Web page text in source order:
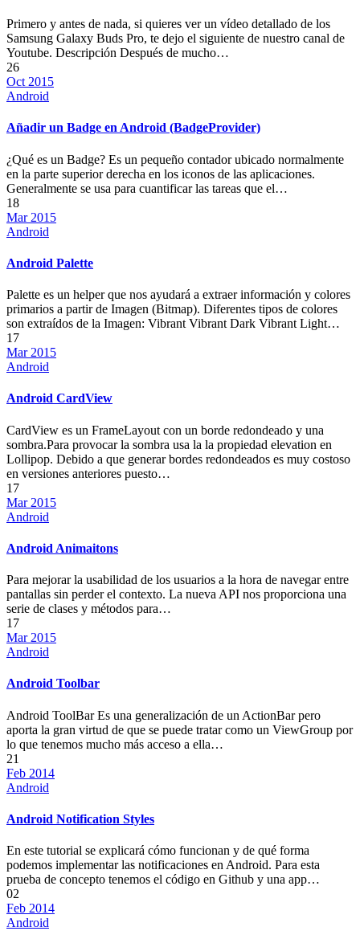
Primero y antes de nada, si quieres ver un vídeo detallado de los
Samsung Galaxy Buds Pro, te dejo el siguiente de nuestro canal de
Youtube. Descripción Después de mucho…
26
Oct 2015
Android
Añadir un Badge en Android (BadgeProvider)
¿Qué es un Badge? Es un pequeño contador ubicado normalmente
en la parte superior derecha en los iconos de las aplicaciones.
Generalmente se usa para cuantificar las tareas que el…
18
Mar 2015
Android
Android Palette
Palette es un helper que nos ayudará a extraer información y colores
primarios a partir de Imagen (Bitmap). Diferentes tipos de colores
son extraídos de la Imagen: Vibrant Vibrant Dark Vibrant Light…
17
Mar 2015
Android
Android CardView
CardView es un FrameLayout con un borde redondeado y una
sombra.Para provocar la sombra usa la la propiedad elevation en
Lollipop. Debido a que generar bordes redondeados es muy costoso
en versiones anteriores puesto…
17
Mar 2015
Android
Android Animaitons
Para mejorar la usabilidad de los usuarios a la hora de navegar entre
pantallas sin perder el contexto. La nueva API nos proporciona una
serie de clases y métodos para…
17
Mar 2015
Android
Android Toolbar
Android ToolBar Es una generalización de un ActionBar pero
aporta la gran virtud de que se puede tratar como un ViewGroup por
lo que tenemos mucho más acceso a ella…
21
Feb 2014
Android
Android Notification Styles
En este tutorial se explicará cómo funcionan y de qué forma
podemos implementar las notificaciones en Android. Para esta
prueba de concepto tenemos el código en Github y una app…
02
Feb 2014
Android